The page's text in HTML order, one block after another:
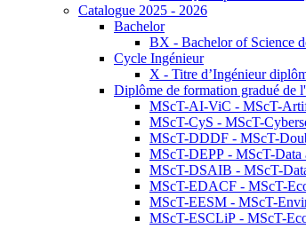
Catalogue 2025 - 2026
Bachelor
BX - Bachelor of Science
Cycle Ingénieur
X - Titre d’Ingénieur
Diplôme de formation gradué de
MScT-AI-ViC - MScT-
MScT-CyS - MScT-
MScT-DDDF - MScT-
MScT-DEPP - MScT-
MScT-DSAIB - MScT-
MScT-EDACF - MScT-
MScT-EESM - MScT-
MScT-ESCLiP - MScT-